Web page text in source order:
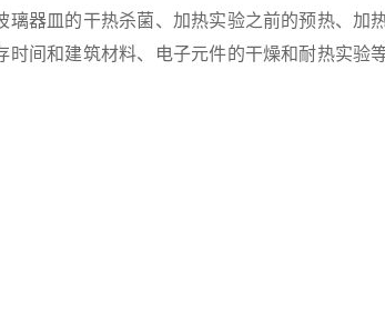
器皿的干热杀菌、加热实验之前的预热、加
间和建筑材料、电子元件的干燥和耐热实验